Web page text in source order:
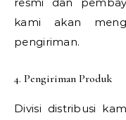
kami akan
pengiriman.
4. Pengiriman Produk
Divisi distribusi